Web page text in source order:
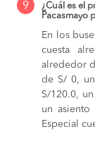
9
¿Cuál es el
Pacasmayo
En los
cuesta
alrededor
de S/ 0,
S/120.0,
un
Especial